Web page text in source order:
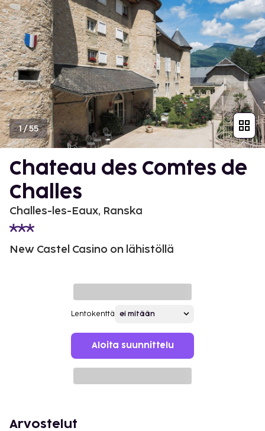
1/55
Chateau des Comtes de
Challes
Challes-les-Eaux, Ranska
New Castel Casino on lähistöllä
Lentokenttä
Aloita suunnittelu
Arvostelut